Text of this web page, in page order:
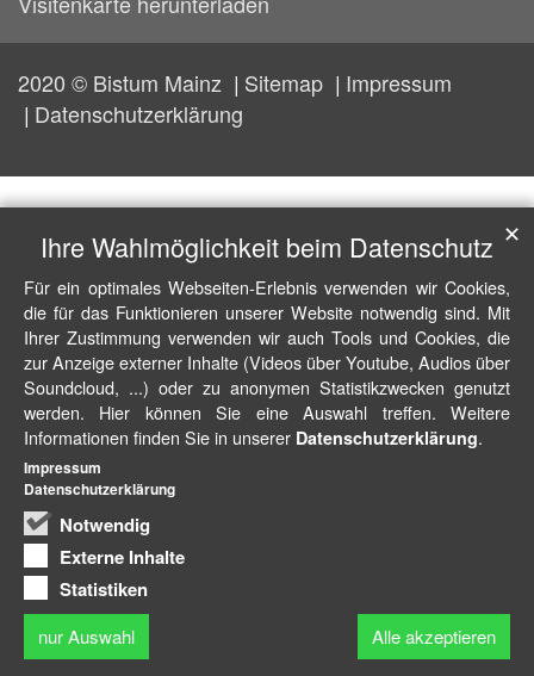
2020 © Bistum Mainz Sitemap
Impressum
Datenschutzerklärung
Ihre Wahlmöglichkeit beim Datenschutz
Für ein optimales Webseiten-Erlebnis verwenden wir Cookies,
die für das Funktionieren unserer Website notwendig sind. Mit
Ihrer Zustimmung verwenden wir auch Tools und Cookies, die
zur Anzeige externer Inhalte (Videos über Youtube, Audios über
Soundcloud, ...) oder zu anonymen Statistikzwecken genutzt
werden. Hier können Sie eine Auswahl treffen. Weitere
Informationen finden Sie in unserer Datenschutzerklärung.
Notwendig
Externe Inhalte
Statistiken
nur Auswahl Alle akzeptieren
✕
Impressum
Datenschutzerklärung